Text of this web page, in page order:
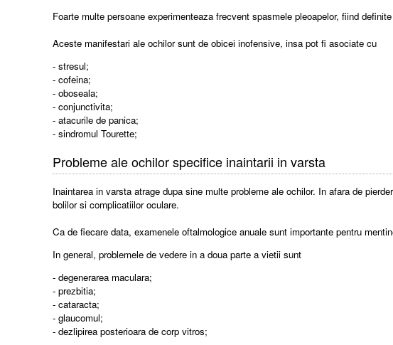
Foarte multe persoane experimenteaza frecvent spasmele pleoapelor, fiind
Aceste manifestari ale ochilor sunt de obicei inofensive, insa pot fi asociate cu
- stresul;
- cofeina;
- oboseala;
- conjunctivita;
- atacurile de panica;
- sindromul Tourette;
Probleme ale ochilor specifice inaintarii in varsta
Inaintarea in varsta atrage dupa sine multe probleme ale ochilor. In afara de
bolilor si complicatiilor oculare.
Ca de fiecare data, examenele oftalmologice anuale sunt importante pentru
In general, problemele de vedere in a doua parte a vietii sunt
- degenerarea maculara;
- prezbitia;
- cataracta;
- glaucomul;
- dezlipirea posterioara de corp vitros;